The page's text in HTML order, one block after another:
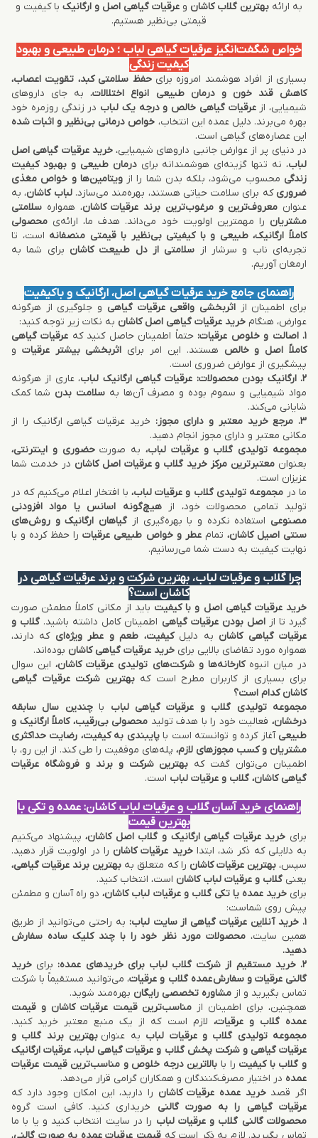
به ارائه بهترین گلاب کاشان و عرقیات گیاهی اصل و ارگانیک با کیفیت و
قیمتی بی‌نظیر هستیم.
خواص شگفت‌انگیز عرقیات گیاهی لباب ؛ درمان طبیعی و بهبود
کیفیت زندگی
بسیاری از افراد هوشمند امروزه برایحفظ سلامتی کبد، تقویت اعصاب،
کاهش قند خون و درمان طبیعی انواع اختلالات، به جای داروهای
شیمیایی، ازعرقیات گیاهی خالص و درجه یک لباب در زندگی روزمره خود
بهره می‌برند. دلیل عمده این انتخاب، خواص درمانی بی‌نظیر و اثبات شده
این عصاره‌های گیاهی است.
در دنیای پر از عوارض جانبی داروهای شیمیایی،خرید عرقیات گیاهی اصل
لباب، نه تنها گزینه‌ای هوشمندانه برایدرمان طبیعی و بهبود کیفیت
زندگی محسوب می‌شود، بلکه بدن شما را ازویتامین‌ها و خواص مغذی
ضروری که برای سلامت حیاتی هستند، بهره‌مند می‌سازد.لباب کاشان، به
عنوان معروف‌ترین و مرغوب‌ترین برند عرقیات کاشان، همواره سلامتی
مشتریان را مهمترین اولویت خود می‌داند. هدف ما، ارائه‌ی محصولی
کاملاً ارگانیک، طبیعی و با کیفیتی بی‌نظیر با قیمتی منصفانه است، تا
تجربه‌ای ناب و سرشار از سلامتی از دل طبیعت کاشان برای شما به
ارمغان آوریم.
راهنمای جامع خرید عرقیات گیاهی اصل، ارگانیک و باکیفیت
برای اطمینان ازاثربخشی واقعی عرقیات گیاهی و جلوگیری از هرگونه
عوارض، هنگام خرید عرقیات گیاهی اصل کاشان به نکات زیر توجه کنید:
1. اصالت و خلوص عرقیات:
حتماً اطمینان حاصل کنید که عرقیات گیاهی
کاملاً اصل و خالص هستند. این امر برای اثربخشی بیشتر عرقیات و
پیشگیری از عوارض ضروری است.
2. ارگانیک بودن محصولات:
عرقیات گیاهی ارگانیک لباب، عاری از هرگونه
مواد شیمیایی و سموم بوده و مصرف آن‌ها به سلامت بدن شما کمک
شایانی می‌کند.
3. مرجع خرید معتبر و دارای مجوز:
خرید عرقیات گیاهی ارگانیک را از
مکانی معتبر و دارای مجوز انجام دهید.
مجموعه تولیدی گلاب و عرقیات لباب،به صورتحضوری و اینترنتی،
بعنوان معتبرترین مرکز خرید گلاب و عرقیات اصل کاشان در خدمت شما
عزیزان است.
ما در مجموعه تولیدی گلاب و عرقیات لباب، با افتخار اعلام می‌کنیم که در
تولید تمامی محصولات خود، ازهیچ‌گونه اسانس یا مواد افزودنی
مصنوعی استفاده نکرده و با بهره‌گیری ازگیاهان ارگانیک و روش‌های
سنتی اصیل کاشان، تمامعطر و خواص طبیعی عرقیاترا حفظ کرده و با
نهایت کیفیت به دست شما می‌رسانیم.
چرا گلاب و عرقیات لباب، بهترین شرکت و برند عرقیات گیاهی در
کاشان است؟
خرید عرقیات گیاهی اصل و با کیفیت باید از مکانی کاملاً مطمئن صورت
گیرد تا ازاصل بودن عرقیات گیاهی اطمینان کامل داشته باشید.گلاب و
عرقیات گیاهی کاشان به دلیلکیفیت، طعم و عطر ویژه‌ای که دارند،
همواره مورد تقاضای بالایی برای خرید عرقیات گیاهی کاشان بوده‌اند.
در میان انبوهکارخانه‌ها و شرکت‌های تولیدی عرقیات کاشان،این سوال
برای بسیاری از کاربران مطرح است کهبهترین شرکت عرقیات گیاهی
کاشان کدام است؟
مجموعه تولیدی گلاب و عرقیات گیاهی لباب باچندین سال سابقه
درخشان،فعالیت خود را با هدف تولید محصولی بی‌رقیب، کاملاً ارگانیک و
طبیعی آغاز کرده و توانسته است باپایبندی به کیفیت، رضایت حداکثری
مشتریان و کسب مجوزهای لازم، پله‌های موفقیت را طی کند. از این رو، با
اطمینان می‌توان گفت که بهترین شرکت و برند و فروشگاه عرقیات
گیاهی کاشان، گلاب و عرقیات لباب است.
راهنمای خرید آسان گلاب و عرقیات لباب کاشان: عمده و تکی با
بهترین قیمت
برای خرید عرقیات گیاهی ارگانیک و گلاب اصل کاشان،پیشنهاد می‌کنیم
به دلایلی که ذکر شد، ابتداخرید عرقیات کاشان را در اولویت قرار دهید.
سپس،بهترین عرقیات کاشان را که متعلق به بهترین برند عرقیات گیاهی،
یعنیگلاب و عرقیات لباب کاشان است، انتخاب کنید.
برایخرید عمده یا تکی گلاب و عرقیات لباب کاشان،دو راه آسان و مطمئن
پیش روی شماست:
1. خرید آنلاین عرقیات گیاهی از سایت لباب:
به راحتی می‌توانید از طریق
همین سایت، محصولات مورد نظر خود را با چند کلیک ساده سفارش
دهید.
2. خرید مستقیم از شرکت گلاب لباب برای خریدهای عمده:
برای خرید
گالنی عرقیات و سفارش عمده گلاب و عرقیات، می‌توانید مستقیماً با شرکت
تماس بگیرید و از مشاوره تخصصی رایگان بهره‌مند شوید.
همچنین، برای اطمینان از مناسب‌ترین قیمت عرقیات کاشان و قیمت
عمده گلاب و عرقیات، لازم است که از یک منبع معتبر خرید کنید.
مجموعه تولیدی گلاب و عرقیات لباب به عنوان بهترین برند گلاب و
عرقیات گیاهی و شرکت پخش گلاب و عرقیات گیاهی لباب، عرقیات ارگانیک
و گلاب با کیفیت را با بالاترین درجه خلوص و مناسب‌ترین قیمت عرقیات
عمده در اختیار مصرف‌کنندگان و همکاران گرامی قرار می‌دهد.
اگر قصدخرید عمده عرقیات کاشان را دارید، این امکان وجود دارد که
عرقیات گیاهی را به صورت گالنی خریداری کنید. کافی است گروه
محصولات گالنی گلاب و عرقیات لباب را در سایت انتخاب کنید و یا با ما
تماس بگیرید. لازم به ذکر است کهقیمت عرقیات عمده به صورت گالنی،